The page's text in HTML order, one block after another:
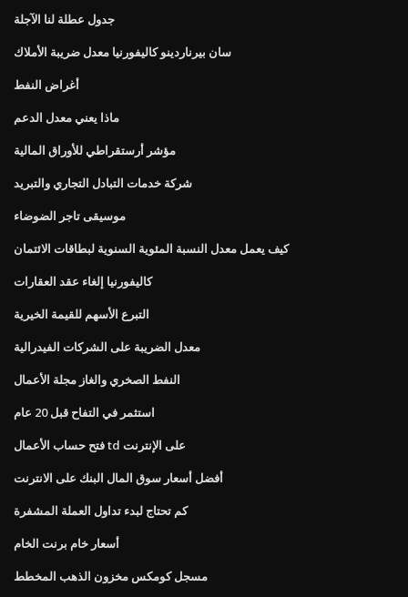
جدول عطلة لنا الآجلة
سان بيرناردينو كاليفورنيا معدل ضريبة الأملاك
أغراض النفط
ماذا يعني معدل الدعم
مؤشر أرستقراطي للأوراق المالية
شركة خدمات التبادل التجاري والتبريد
موسيقى تاجر الضوضاء
كيف يعمل معدل النسبة المئوية السنوية لبطاقات الائتمان
كاليفورنيا إلغاء عقد العقارات
التبرع الأسهم للقيمة الخيرية
معدل الضريبة على الشركات الفيدرالية
النفط الصخري والغاز مجلة الأعمال
استثمر في التفاح قبل 20 عام
فتح حساب الأعمال td على الإنترنت
أفضل أسعار سوق المال البنك على الانترنت
كم تحتاج لبدء تداول العملة المشفرة
أسعار خام برنت الخام
مسجل كومكس مخزون الذهب المخطط